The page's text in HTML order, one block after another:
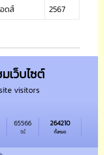
ดส์
2567
เว็บไซต์
visitors
ปีนี้
65566
ทั้งหมด
264210